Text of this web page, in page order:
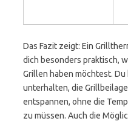
Das Fazit zeigt: Ein
dich besonders praktisch,
Grillen haben möchtest.
unterhalten, die
entspannen, ohne die
zu müssen. Auch die